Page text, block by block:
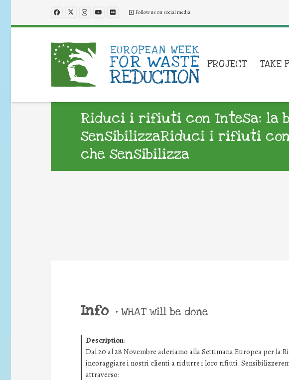
Follow us on social media
PROJECT TAKE
Riduci i rifiuti con Intesa: la
sensibilizzaRiduci i rifiuti
che sensibilizza
Info • WHAT will be done
Description:
Dal 20 al 28 Novembre aderiamo alla Settimana Europea per la
incoraggiare i nostri clienti a ridurre i loro rifiuti.
attraverso: